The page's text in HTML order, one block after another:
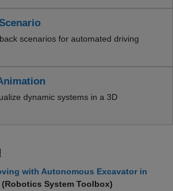
scenarios for automated driving
dynamic systems in a 3D
with Autonomous Excavator in
(Robotics System Toolbox)